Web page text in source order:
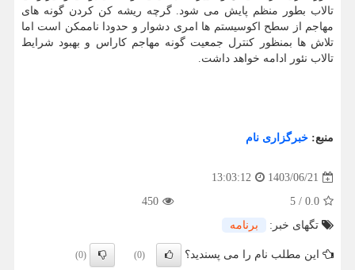
تالاب بطور منظم پایش می شود. گرچه ریشه کن کردن گونه های
مهاجم از سطح اکوسیستم ها امری دشوار و حدودا ناممکن است اما
تلاش ها بمنظور کنترل جمعیت گونه مهاجم کاراس و بهبود شرایط
تالاب نئور ادامه خواهد داشت.
منبع: خبرگزاری نام
1403/06/21
13:03:12
0.0
/
5
450
تگهای خبر:
برنامه
این مطلب نام را می پسندید؟ (0)
(0)